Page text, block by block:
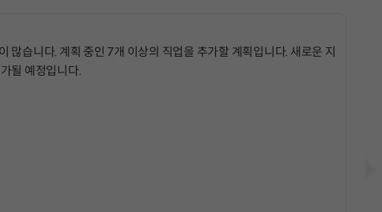
많습니다. 계획 중인 7개 이상의 직업을 추가할 계획입니다. 새로운 지
될 예정입니다.